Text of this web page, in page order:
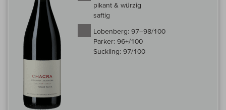
pikant & würzig
saftig
Lobenberg: 97–98/100
Parker: 96+/100
Suckling: 97/100